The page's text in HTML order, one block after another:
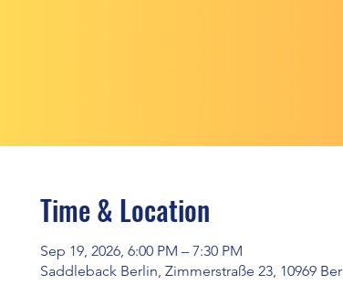
Time & Location
Sep 19, 2026, 6:00 PM – 7:30 PM
Saddleback Berlin, Zimmerstraße 23, 10969